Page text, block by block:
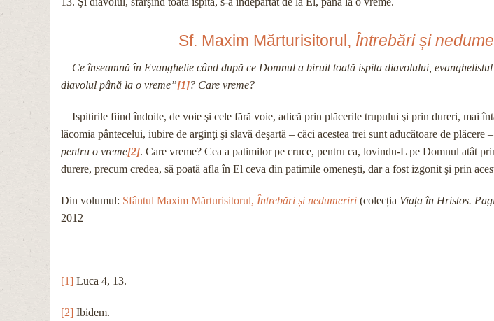
Sf. Maxim Mărturisitorul, Întrebări și
Ce înseamnă în Evanghelie când după ce Domnul a biruit toată ispita diavolului,
diavolul până la o vreme”[1]? Care vreme?
Ispitirile fiind îndoite, de voie şi cele fără voie, adică prin plăcerile trupului şi prin dureri, mai
lăcomia pântecelui, iubire de arginţi şi slavă deşartă – căci acestea trei sunt aducătoare de
pentru o vreme[2]. Care vreme? Cea a patimilor pe cruce, pentru ca, lovindu-L pe Domnul atât
durere, precum credea, să poată afla în El ceva din patimile omeneşti, dar a fost izgonit şi prin
Din volumul: Sfântul Maxim Mărturisitorul, Întrebări și nedumeriri (colecția Viața în Hristos.
2012
[1] Luca 4, 13.
[2] Ibidem.